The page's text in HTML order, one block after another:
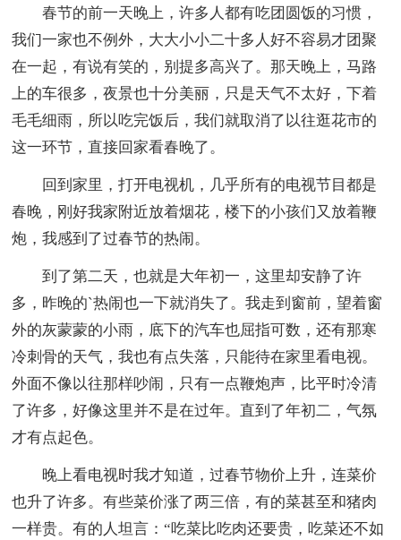
春节的前一天晚上，许多人都有吃团圆饭的习惯，
我们一家也不例外，大大小小二十多人好不容易才团聚
在一起，有说有笑的，别提多高兴了。那天晚上，马路
上的车很多，夜景也十分美丽，只是天气不太好，下着
毛毛细雨，所以吃完饭后，我们就取消了以往逛花市的
这一环节，直接回家看春晚了。
回到家里，打开电视机，几乎所有的电视节目都是
春晚，刚好我家附近放着烟花，楼下的小孩们又放着鞭
炮，我感到了过春节的热闹。
到了第二天，也就是大年初一，这里却安静了许
多，昨晚的`热闹也一下就消失了。我走到窗前，望着窗
外的灰蒙蒙的小雨，底下的汽车也屈指可数，还有那寒
冷刺骨的天气，我也有点失落，只能待在家里看电视。
外面不像以往那样吵闹，只有一点鞭炮声，比平时冷清
了许多，好像这里并不是在过年。直到了年初二，气氛
才有点起色。
晚上看电视时我才知道，过春节物价上升，连菜价
也升了许多。有些菜价涨了两三倍，有的菜甚至和猪肉
一样贵。有的人坦言：“吃菜比吃肉还要贵，吃菜还不如